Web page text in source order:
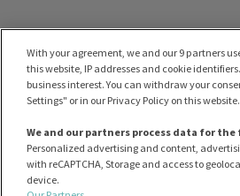
With your agreement, we and our 9 partners
this website, IP addresses and cookie
business interest. You can withdraw your
Settings" or in our Privacy Policy on this website.
We and our partners process data for
Personalized advertising and content,
with reCAPTCHA, Storage and access to
device.